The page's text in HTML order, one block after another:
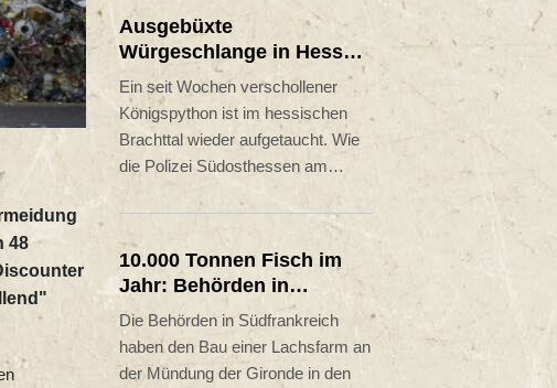
48
mehreren Teilen des Landes.
Rehen in Gebieten im US-
Bundesstaat Washington, in denen
häufig Pumas sind, um bis zu 76
Prozent niedriger als in Gegenden
mit wenigen Pumas.
Ausgebüxte
Würgeschlange in Hessen
wieder aufgetaucht
Ein seit Wochen verschollener
Königspython ist im hessischen
Brachttal wieder aufgetaucht. Wie
die Polizei Südosthessen am
Mittwoch mitteilte, wurde das Reptil
in der Nacht zuvor nur wenige
Meter vom Zuhause seiner
Besitzerin aufgefunden. Anwohner
hatten demnach die Schlange
entdeckt, nachdem eine Katze den
Python im Freien bereits
aufmerksam beobachtete.
10.000 Tonnen Fisch im
Jahr: Behörden in
Südfrankreich
genehmigen Mega-
Lachsfarm
Die Behörden in Südfrankreich
haben den Bau einer Lachsfarm an
der Mündung der Gironde in den